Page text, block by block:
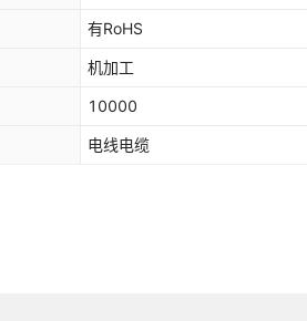
有RoHS
机加工
10000
电线电缆